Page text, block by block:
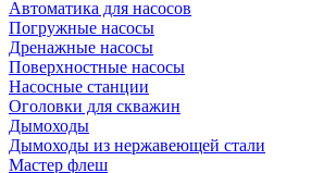
Автоматика для насосов
Погружные насосы
Дренажные насосы
Поверхностные насосы
Насосные станции
Оголовки для скважин
Дымоходы
Дымоходы из нержавеющей стали
Мастер флеш